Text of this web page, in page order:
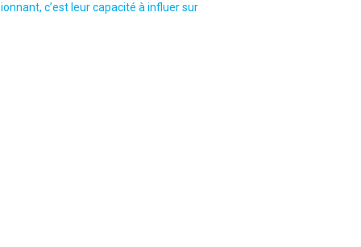
c’est leur capacité à influer sur